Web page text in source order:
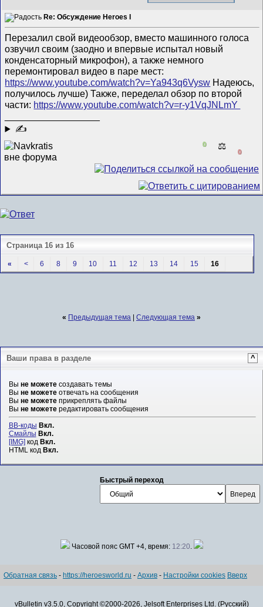
Re: Обсуждение Heroes I
Перезалил свой видеообзор, вместо машинного голоса
озвучил своим (заодно и впервые испытал новый
конденсаторный микрофон), а также немного
перемонтировал видео в паре мест:
https://www.youtube.com/watch?v=Ya943q6Vysw Надеюсь,
получилось лучше) Также, переделал обзор по второй
части: https://www.youtube.com/watch?v=r-y1VqJNLmY
✍
0 ⚖️
0
Страница 16 из 16
« < 6 8 9 10 11 12 13 14 15 16
« Предыдущая тема Следующая тема »
Ваши права в разделе ^
Вы не можетесоздавать темы
Вы не можетеотвечать на сообщения
Вы не можетеприкреплять файлы
Вы не можетередактировать сообщения
BB-коды Вкл.
Смайлы Вкл.
[IMG]код Вкл.
HTML код Вкл.
Быстрый переход
Часовой пояс GMT +4, время: 12:20.
Обратная связь - https://heroesworld.ru - Архив - Настройки cookies Вверх
vBulletin v3.5.0, Copyright ©2000-2026, Jelsoft Enterprises Ltd. (Русский)